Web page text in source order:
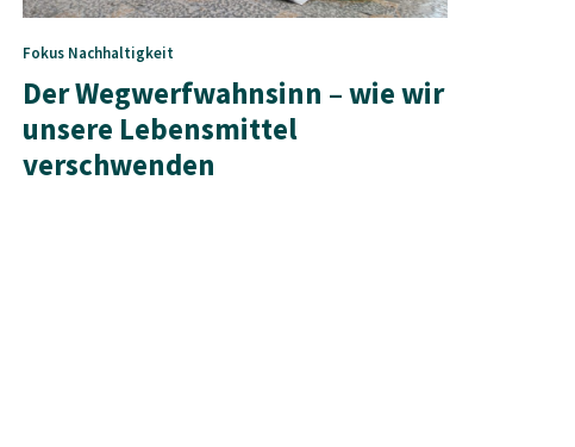
Fokus Nachhaltigkeit
Der Wegwerfwahnsinn – wie wir
unsere Lebensmittel
verschwenden